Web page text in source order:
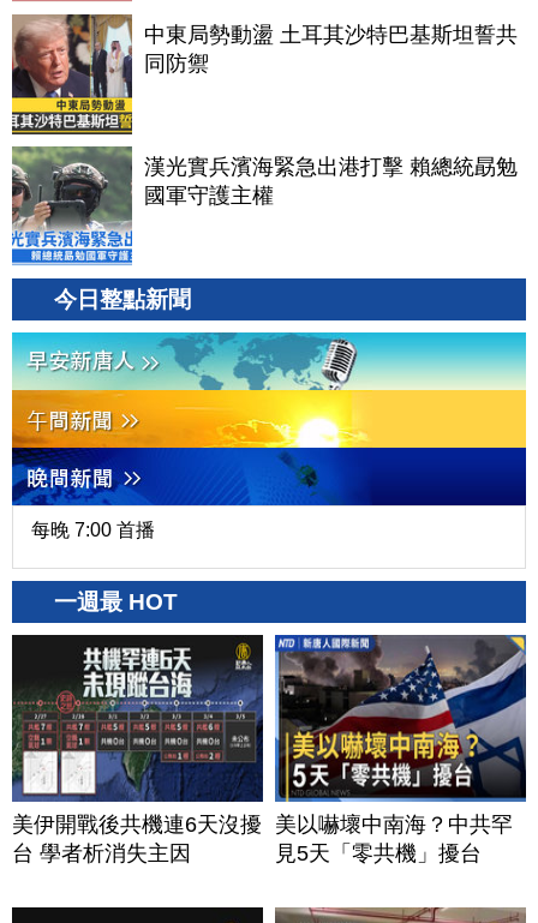
中東局勢動盪 土耳其沙特巴基斯坦誓共
同防禦
漢光實兵濱海緊急出港打擊 賴總統勗勉
國軍守護主權
今日整點新聞
每晚 7:00 首播
一週最 HOT
美伊開戰後共機連6天沒擾
台 學者析消失主因
美以嚇壞中南海？中共罕
見5天「零共機」擾台